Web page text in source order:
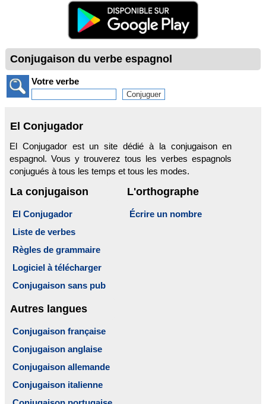
Conjugaison du verbe espagnol
Votre verbe
El Conjugador
El Conjugador est un site dédié à la conjugaison en
espagnol. Vous y trouverez tous les verbes espagnols
conjugués à tous les temps et tous les modes.
La conjugaison
El Conjugador
Liste de verbes
Règles de grammaire
Logiciel à télécharger
Conjugaison sans pub
L'orthographe
Écrire un nombre
Autres langues
Conjugaison française
Conjugaison anglaise
Conjugaison allemande
Conjugaison italienne